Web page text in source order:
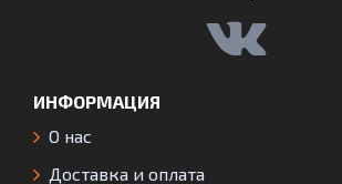
ИНФОРМАЦИЯ
О нас
Доставка и оплата